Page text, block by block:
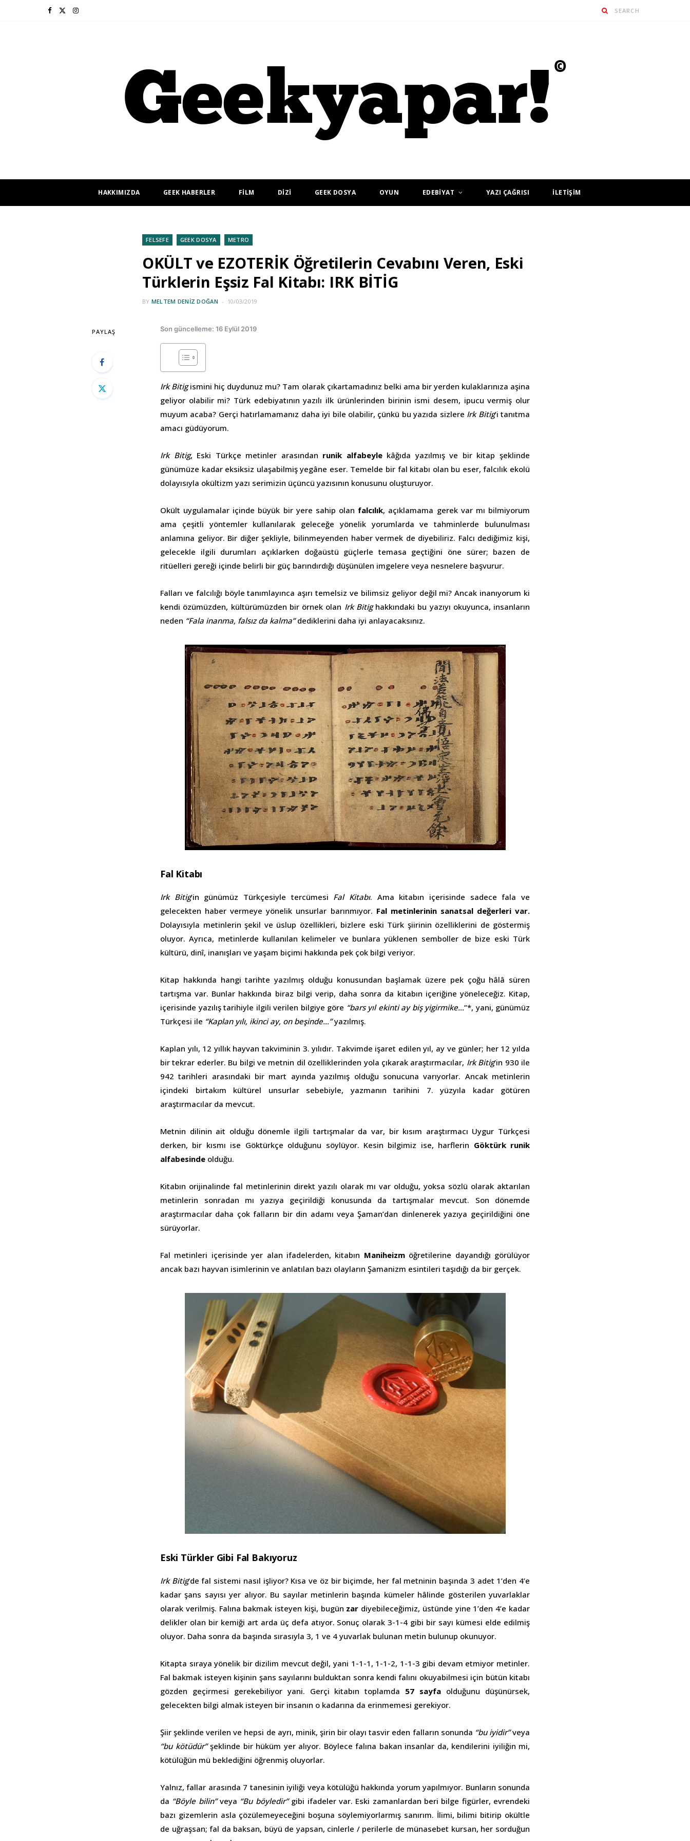
F I
HAKKIMIZDA GEEK HABERLER FİLM DİZİ GEEK DOSYA OYUN EDEBİYAT YAZI ÇAĞRISI İLETİŞİM
FELSEFE GEEK DOSYA METRO
OKÜLT ve EZOTERİK Öğretilerin Cevabını Veren, Eski
Türklerin Eşsiz Fal Kitabı: IRK BİTİG
BY MELTEM DENIZ DOĞAN 10/03/2019
PAYLAŞ Son güncelleme: 16 Eylül 2019
Irk Bitigismini hiç duydunuz mu? Tam olarak çıkartamadınız belki ama bir yerden kulaklarınıza aşina
geliyor olabilir mi? Türk edebiyatının yazılı ilk ürünlerinden birinin ismi desem, ipucu vermiş olur
muyum acaba? Gerçi hatırlamamanız daha iyi bile olabilir, çünkü bu yazıda sizlere Irk Bitig’i tanıtma
amacı güdüyorum.
Irk Bitig, Eski Türkçe metinler arasından runik alfabeylekâğıda yazılmış ve bir kitap şeklinde
günümüze kadar eksiksiz ulaşabilmiş yegâne eser. Temelde bir fal kitabı olan bu eser, falcılık ekolü
dolayısıyla okültizm yazı serimizin üçüncü yazısının konusunu oluşturuyor.
Okült uygulamalar içinde büyük bir yere sahip olan falcılık, açıklamama gerek var mı bilmiyorum
ama çeşitli yöntemler kullanılarak geleceğe yönelik yorumlarda ve tahminlerde bulunulması
anlamına geliyor. Bir diğer şekliyle, bilinmeyenden haber vermek de diyebiliriz. Falcı dediğimiz kişi,
gelecekle ilgili durumları açıklarken doğaüstü güçlerle temasa geçtiğini öne sürer; bazen de
ritüelleri gereği içinde belirli bir güç barındırdığı düşünülen imgelere veya nesnelere başvurur.
Falları ve falcılığı böyle tanımlayınca aşırı temelsiz ve bilimsiz geliyor değil mi? Ancak inanıyorum ki
kendi özümüzden, kültürümüzden bir örnek olan Irk Bitighakkındaki bu yazıyı okuyunca, insanların
neden “Fala inanma, falsız da kalma”dediklerini daha iyi anlayacaksınız.
Fal Kitabı
Irk Bitig’in günümüz Türkçesiyle tercümesi Fal Kitabı. Ama kitabın içerisinde sadece fala ve
gelecekten haber vermeye yönelik unsurlar barınmıyor. Fal metinlerinin sanatsal değerleri var.
Dolayısıyla metinlerin şekil ve üslup özellikleri, bizlere eski Türk şiirinin özelliklerini de göstermiş
oluyor. Ayrıca, metinlerde kullanılan kelimeler ve bunlara yüklenen semboller de bize eski Türk
kültürü, dinî, inanışları ve yaşam biçimi hakkında pek çok bilgi veriyor.
Kitap hakkında hangi tarihte yazılmış olduğu konusundan başlamak üzere pek çoğu hâlâ süren
tartışma var. Bunlar hakkında biraz bilgi verip, daha sonra da kitabın içeriğine yöneleceğiz. Kitap,
içerisinde yazılış tarihiyle ilgili verilen bilgiye göre “bars yıl ekinti ay biş yigirmike…”*, yani, günümüz
Türkçesi ile “Kaplan yılı, ikinci ay, on beşinde…”yazılmış.
Kaplan yılı, 12 yıllık hayvan takviminin 3. yılıdır. Takvimde işaret edilen yıl, ay ve günler; her 12 yılda
bir tekrar ederler. Bu bilgi ve metnin dil özelliklerinden yola çıkarak araştırmacılar, Irk Bitig’in 930 ile
942 tarihleri arasındaki bir mart ayında yazılmış olduğu sonucuna varıyorlar. Ancak metinlerin
içindeki birtakım kültürel unsurlar sebebiyle, yazmanın tarihini 7. yüzyıla kadar götüren
araştırmacılar da mevcut.
Metnin dilinin ait olduğu dönemle ilgili tartışmalar da var, bir kısım araştırmacı Uygur Türkçesi
derken, bir kısmı ise Göktürkçe olduğunu söylüyor. Kesin bilgimiz ise, harflerin Göktürk runik
alfabesinde olduğu.
Kitabın orijinalinde fal metinlerinin direkt yazılı olarak mı var olduğu, yoksa sözlü olarak aktarılan
metinlerin sonradan mı yazıya geçirildiği konusunda da tartışmalar mevcut. Son dönemde
araştırmacılar daha çok falların bir din adamı veya Şaman’dan dinlenerek yazıya geçirildiğini öne
sürüyorlar.
Fal metinleri içerisinde yer alan ifadelerden, kitabın Maniheizmöğretilerine dayandığı görülüyor
ancak bazı hayvan isimlerinin ve anlatılan bazı olayların Şamanizm esintileri taşıdığı da bir gerçek.
Eski Türkler Gibi Fal Bakıyoruz
Irk Bitig’de fal sistemi nasıl işliyor? Kısa ve öz bir biçimde, her fal metninin başında 3 adet 1’den 4’e
kadar şans sayısı yer alıyor. Bu sayılar metinlerin başında kümeler hâlinde gösterilen yuvarlaklar
olarak verilmiş. Falına bakmak isteyen kişi, bugün zar diyebileceğimiz, üstünde yine 1’den 4’e kadar
delikler olan bir kemiği art arda üç defa atıyor. Sonuç olarak 3-1-4 gibi bir sayı kümesi elde edilmiş
oluyor. Daha sonra da başında sırasıyla 3, 1 ve 4 yuvarlak bulunan metin bulunup okunuyor.
Kitapta sıraya yönelik bir dizilim mevcut değil, yani 1-1-1, 1-1-2, 1-1-3 gibi devam etmiyor metinler.
Fal bakmak isteyen kişinin şans sayılarını bulduktan sonra kendi falını okuyabilmesi için bütün kitabı
gözden geçirmesi gerekebiliyor yani. Gerçi kitabın toplamda 57 sayfa olduğunu düşünürsek,
gelecekten bilgi almak isteyen bir insanın o kadarına da erinmemesi gerekiyor.
Şiir şeklinde verilen ve hepsi de ayrı, minik, şirin bir olayı tasvir eden falların sonunda “bu iyidir”veya
“bu kötüdür”şeklinde bir hüküm yer alıyor. Böylece falına bakan insanlar da, kendilerini iyiliğin mi,
kötülüğün mü beklediğini öğrenmiş oluyorlar.
Yalnız, fallar arasında 7 tanesinin iyiliği veya kötülüğü hakkında yorum yapılmıyor. Bunların sonunda
da “Böyle bilin”veya “Bu böyledir”gibi ifadeler var. Eski zamanlardan beri bilge figürler, evrendeki
bazı gizemlerin asla çözülemeyeceğini boşuna söylemiyorlarmış sanırım. İlimi, bilimi bitirip okültle
de uğraşsan; fal da baksan, büyü de yapsan, cinlerle / perilerle de münasebet kursan, her sorduğun